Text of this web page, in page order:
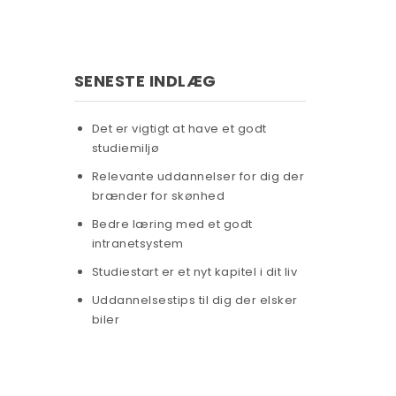
SENESTE INDLÆG
Det er vigtigt at have et godt
studiemiljø
Relevante uddannelser for dig der
brænder for skønhed
Bedre læring med et godt
intranetsystem
Studiestart er et nyt kapitel i dit liv
Uddannelsestips til dig der elsker
biler